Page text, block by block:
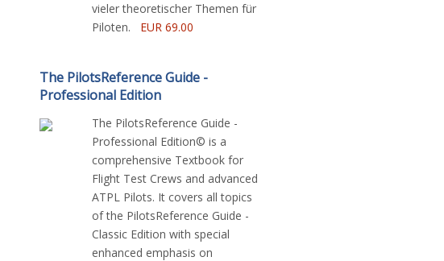
vieler theoretischer Themen für
Piloten. EUR 69.00
The PilotsReference Guide -
Professional Edition
The PilotsReference Guide -
Professional Edition© is a
comprehensive Textbook for
Flight Test Crews and advanced
ATPL Pilots. It covers all topics
of the PilotsReference Guide -
Classic Edition with special
enhanced emphasis on